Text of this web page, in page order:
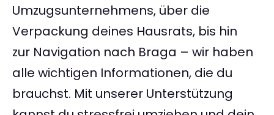
Umzugsunternehmens, über die
Verpackung deines Hausrats, bis hin
zur Navigation nach Braga – wir haben
alle wichtigen Informationen, die du
brauchst. Mit unserer Unterstützung